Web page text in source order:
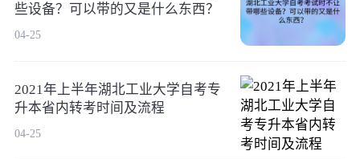
些设备？可以带的又是什么东西？
04-25
2021年上半年湖北工业大学自考专
升本省内转考时间及流程
04-25